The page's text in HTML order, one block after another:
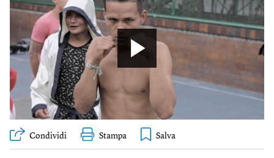
Condividi Stampa